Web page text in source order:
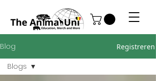
Blog Registreren
Blogs